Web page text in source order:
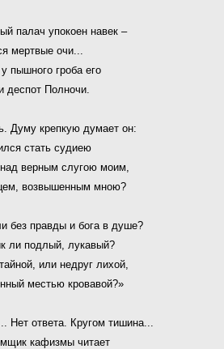
палач упокоен навек –
мертвые очи...
пышного гроба его
деспот Полночи.
Думу крепкую думает он:
стать судиею
верным слугою моим,
возвышенным мною?
без правды и бога в душе?
ли подлый, лукавый?
или недруг лихой,
местью кровавой?»
Нет ответа. Кругом тишина...
кафизмы читает